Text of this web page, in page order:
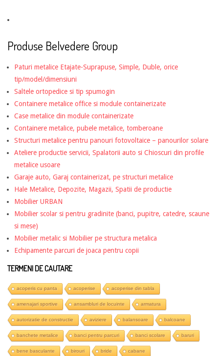
Produse Belvedere Group
Paturi metalice Etajate-Suprapuse, Simple, Duble, orice
tip/model/dimensiuni
Saltele ortopedice si tip spumogin
Containere metalice office si module containerizate
Case metalice din module containerizate
Containere metalice, pubele metalice, tomberoane
Structuri metalice pentru panouri fotovoltaice – panourilor solare
Ateliere productie servicii, Spalatorii auto si Chioscuri din profile
metalice usoare
Garaje auto, Garaj containerizat, pe structuri metalice
Hale Metalice, Depozite, Magazii, Spatii de productie
Mobilier URBAN
Mobilier scolar si pentru gradinite (banci, pupitre, catedre, scaune
si mese)
Mobilier metalic si Mobilier pe structura metalica
Echipamente parcuri de joaca pentru copii
TERMENI DE CAUTARE
acoperis cu panta acoperise acoperise din tabla
amenajari sportive ansambluri de locuinte armatura
autorizatie de constructie aviziere balansoare balcoane
banchete metalice banci pentru parcuri banci scolare baruri
bene basculante birouri bride cabane